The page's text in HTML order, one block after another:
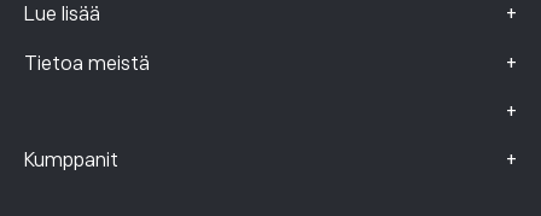
Lue lisää +
Tietoa meistä +
+
Kumppanit +